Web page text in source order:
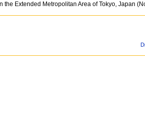
the Extended Metropolitan Area of Tokyo, Japan